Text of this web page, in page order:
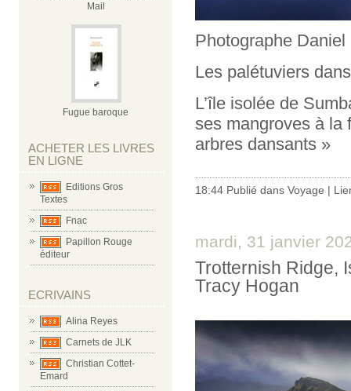
Mail
Fugue baroque
ACHETER LES LIVRES
EN LIGNE
Editions Gros
Textes
Fnac
Papillon Rouge
éditeur
ECRIVAINS
Alina Reyes
Carnets de JLK
Christian Cottet-
Emard
Photographe Daniel
Les palétuviers
L’île isolée de
ses mangroves à la
arbres dansants »
18:44 Publié dans Voyage |
mardi, 31 janvier
Trotternish Ridge,
Tracy Hogan